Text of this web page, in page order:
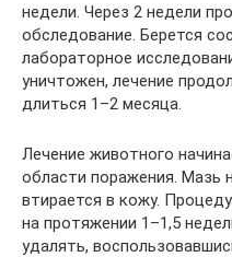
недели. Через 2 недели
обследование. Берется
лабораторное
уничтожен, лечение
длиться 1–2 месяца.
Лечение животного
области поражения. Мазь
втирается в кожу.
на протяжении 1–1,5
удалять,